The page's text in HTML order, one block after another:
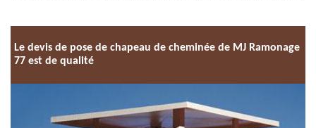
Le devis de pose de chapeau de cheminée de MJ Ramonage
77 est de qualité